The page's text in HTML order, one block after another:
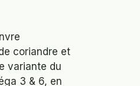
coriandre et
variante du
3 & 6, en